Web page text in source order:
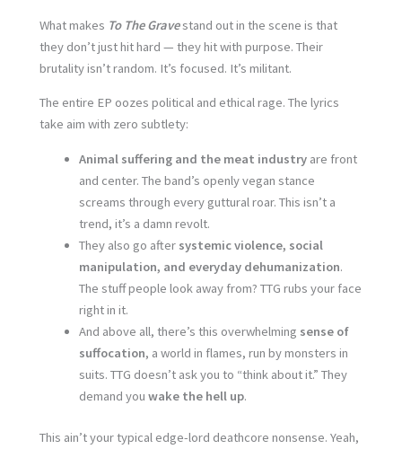
What makes To The Gravestand out in the scene is that
they don’t just hit hard — they hit with purpose. Their
brutality isn’t random. It’s focused. It’s militant.
The entire EP oozes political and ethical rage. The lyrics
take aim with zero subtlety:
Animal suffering and the meat industry are front
and center. The band’s openly vegan stance
screams through every guttural roar. This isn’t a
trend, it’s a damn revolt.
They also go after systemic violence, social
manipulation, and everyday dehumanization.
The stuff people look away from? TTG rubs your face
right in it.
And above all, there’s this overwhelming sense of
suffocation, a world in flames, run by monsters in
suits. TTG doesn’t ask you to “think about it.” They
demand youwake the hell up.
This ain’t your typical edge-lord deathcore nonsense. Yeah,